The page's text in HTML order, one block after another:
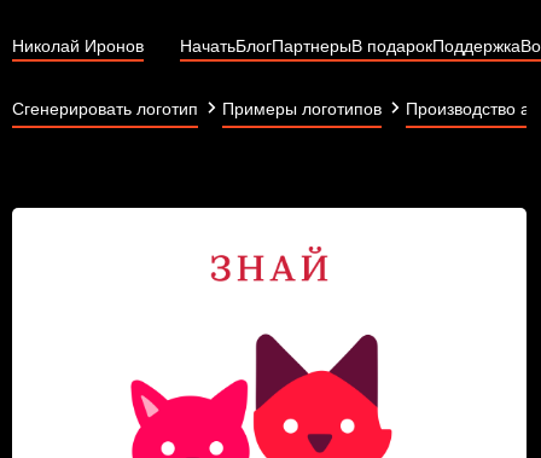
Николай Иронов НачатьБлогПартнерыВ подарокПоддержка
Сгенерировать логотип Примеры логотипов Производство